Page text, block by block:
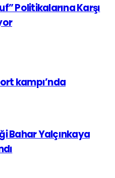
Politikalarına Karşı
kampı’nda
Bahar Yalçınkaya